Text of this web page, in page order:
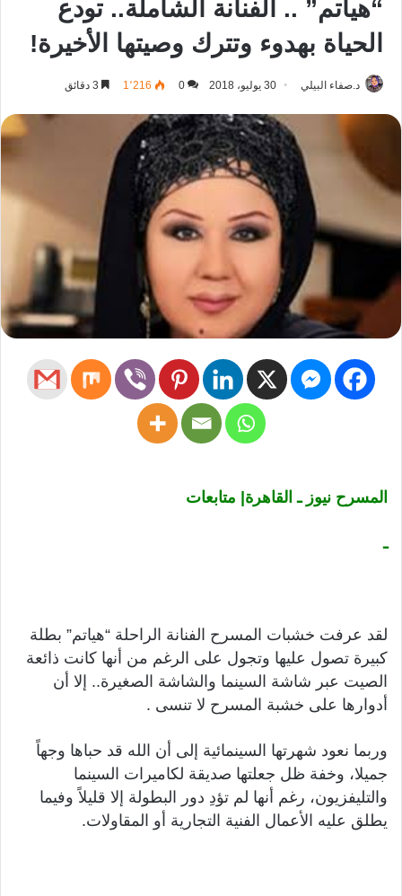
“هياتم” .. الفنانة الشاملة.. تودع
الحياة بهدوء وتترك وصيتها الأخيرة!
د.صفاء البيلي 30 يوليو، 2018 0 1٬216
المسرح نيوز ـ القاهرة| متابعات
ـ
لقد عرفت خشبات المسرح الفنانة الراحلة “هياتم” بطلة
كبيرة تصول عليها وتجول على الرغم من أنها كانت ذائعة
الصيت عبر شاشة السينما والشاشة الصغيرة.. إلا أن
أدوارها على خشبة المسرح لا تنسى .
وربما نعود شهرتها السينمائية إلى أن الله قد حباها وجهاً
جميلا، وخفة ظل جعلتها صديقة لكاميرات السينما
والتليفزيون، رغم أنها لم تؤدِ دور البطولة إلا قليلاً وفيما
يطلق عليه الأعمال الفنية التجارية أو المقاولات.